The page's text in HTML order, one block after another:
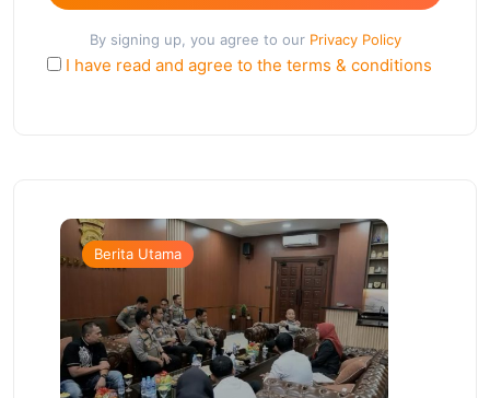
By signing up, you agree to our Privacy Policy
I have read and agree to the terms & conditions
Berita Utama